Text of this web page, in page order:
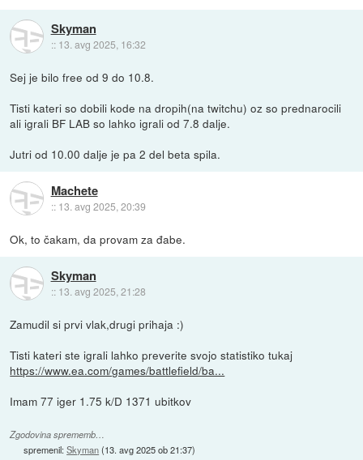
Skyman
:: 13. avg 2025, 16:32
Sej je bilo free od 9 do 10.8.
Tisti kateri so dobili kode na dropih(na twitchu) oz so prednarocili
ali igrali BF LAB so lahko igrali od 7.8 dalje.
Jutri od 10.00 dalje je pa 2 del beta spila.
Machete
:: 13. avg 2025, 20:39
Ok, to čakam, da provam za đabe.
Skyman
:: 13. avg 2025, 21:28
Zamudil si prvi vlak,drugi prihaja :)
Tisti kateri ste igrali lahko preverite svojo statistiko tukaj
https://www.ea.com/games/battlefield/ba...
Imam 77 iger 1.75 k/D 1371 ubitkov
Zgodovina sprememb…
spremenil:Skyman(13. avg 2025 ob 21:37)